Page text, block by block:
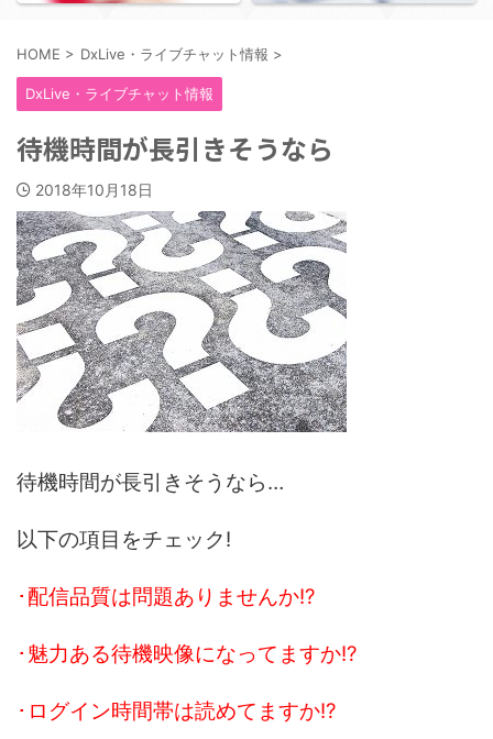
HOME > DxLive・ライブチャット情報 >
DxLive・ライブチャット情報
待機時間が長引きそうなら
2018年10月18日
待機時間が長引きそうなら…
以下の項目をチェック!
･配信品質は問題ありませんか!?
･魅力ある待機映像になってますか!?
･ログイン時間帯は読めてますか!?